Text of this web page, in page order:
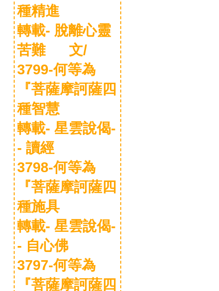
種精進
轉載- 脫離心靈
苦難 文/
3799-何等為
『菩薩摩訶薩四
種智慧
轉載- 星雲說偈-
- 讀經
3798-何等為
『菩薩摩訶薩四
種施具
轉載- 星雲說偈-
- 自心佛
3797-何等為
『菩薩摩訶薩四